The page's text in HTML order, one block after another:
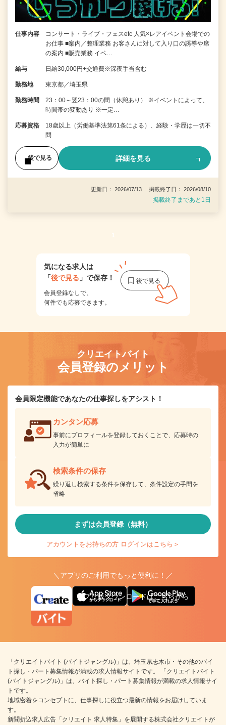
仕事内容
コンサート・ライブ・フェスetc 人気×レアイベント会場での
お仕事 ■案内／整理業務 お客さんに対して入り口の誘導や席
の案内 ■販売業務 イベ…
給与 日給30,000円+交通費※深夜手当含む
勤務地 東京都／埼玉県
勤務時間
23：00～翌23：00の間（休憩あり） ※イベントによって、
時間帯の変動あり ※一定…
応募資格
18歳以上（労働基準法第61条による）、経験・学歴は一切不
問
後で見る 詳細を見る
更新日： 2026/07/13 掲載終了日： 2026/08/10
掲載終了まであと1日
1
気になる求人は
「後で見る 」で保存！
会員登録なしで、
何件でも応募できます。
クリエイトバイト
会員登録のメリット
会員限定機能であなたの仕事探しをアシスト！
カンタン応募
事前にプロフィールを登録しておくことで、応募時の
入力が簡単に
検索条件の保存
繰り返し検索する条件を保存して、条件設定の手間を
省略
まずは会員登録（無料）
アカウントをお持ちの方 ログインはこちら＞
＼アプリのご利用でもっと便利に！／
アプリ版ダウンロードはこちらから
「クリエイトバイト (バイトジャングル)」は、埼玉県志木市・その他のバイ
ト探し・パート募集情報が満載の求人情報サイトです。 「クリエイトバイト
(バイトジャングル)」は、バイト探し・パート募集情報が満載の求人情報サイ
トです。
地域密着をコンセプトに、仕事探しに役立つ最新の情報をお届けしていま
す。
新聞折込求人広告「クリエイト 求人特集」を展開する株式会社クリエイトが